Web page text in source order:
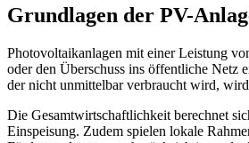
Grundlagen der PV-
Photovoltaikanlagen mit einer Leistung
oder den Überschuss ins öffentliche Netz
der nicht unmittelbar verbraucht wird,
Die Gesamtwirtschaftlichkeit berechnet
Einspeisung. Zudem spielen lokale